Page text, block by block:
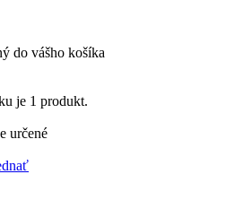
do vášho košíka
je 1 produkt.
určené